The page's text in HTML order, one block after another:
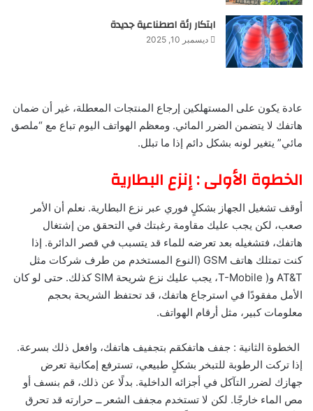
ابتكار رئة اصطناعية جديدة
ديسمبر 10, 2025
عادة يكون على المستهلكين إرجاع المنتجات المعطلة، غير أن ضمان
هاتفك لا يتضمن الضرر المائي. ومعظم الهواتف اليوم تباع مع “ملصق
مائي” يتغير لونه بشكل دائم إذا ما تبلل.
الخطوة الأولى : إنزع البطارية
أوقف تشغيل الجهاز بشكلٍ فوري عبر نزع البطارية. نعلم أن الأمر
صعب، لكن يجب عليك مقاومة رغبتك في التحقق من إشتغال
هاتفك، فتشغيله بعد تعرضه للماء قد يتسبب في قصر الدائرة. إذا
كنت تمتلك هاتف GSM (النوع المستخدم من طرف شركات مثل
AT&T و( T-Mobile، يجب عليك نزع شريحة SIM كذلك. حتى لو كان
الأمل مفقودًا في استرجاع هاتفك، قد تحتفظ الشريحة بحجم
معلومات كبير، مثل أرقام الهواتف.
الخطوة الثانية : جفف هاتفكقم بتجفيف هاتفك، وافعل ذلك بسرعة.
إذا تركت الرطوبة للتبخر بشكلٍ طبيعي، تسترفع إمكانية تعرض
جهازك لضرر التآكل في أجزائه الداخلية. بدلًا عن ذلك، قم بنسف أو
مص الماء خارجًا. لكن لا تستخدم مجفف الشعر ــ حرارته قد تحرق